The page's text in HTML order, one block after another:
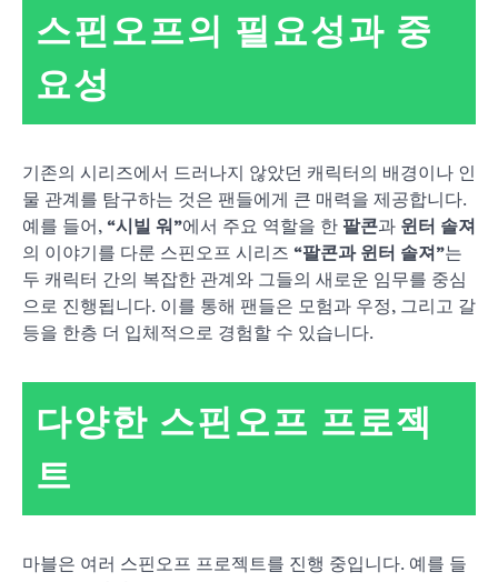
스핀오프의 필요성과 중
요성
기존의 시리즈에서 드러나지 않았던 캐릭터의 배경이나 인
물 관계를 탐구하는 것은 팬들에게 큰 매력을 제공합니다.
예를 들어, “시빌 워”에서 주요 역할을 한 팔콘과 윈터 솔져
의 이야기를 다룬 스핀오프 시리즈 “팔콘과 윈터 솔져”는
두 캐릭터 간의 복잡한 관계와 그들의 새로운 임무를 중심
으로 진행됩니다. 이를 통해 팬들은 모험과 우정, 그리고 갈
등을 한층 더 입체적으로 경험할 수 있습니다.
다양한 스핀오프 프로젝
트
마블은 여러 스핀오프 프로젝트를 진행 중입니다. 예를 들